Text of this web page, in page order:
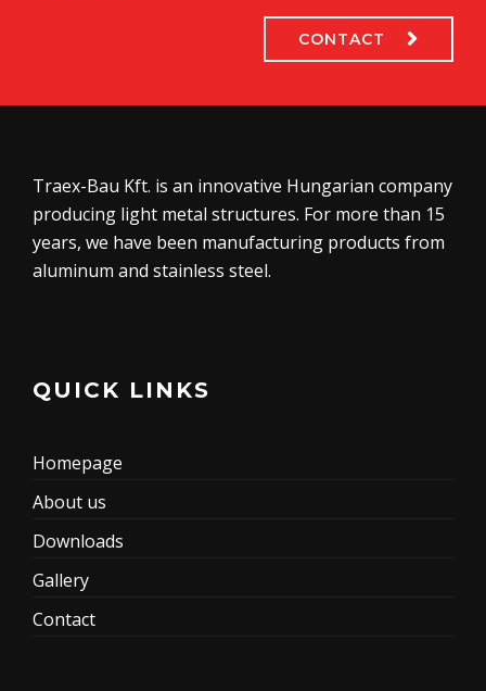
CONTACT
Traex-Bau Kft. is an innovative Hungarian company
producing light metal structures. For more than 15
years, we have been manufacturing products from
aluminum and stainless steel.
QUICK LINKS
Homepage
About us
Downloads
Gallery
Contact